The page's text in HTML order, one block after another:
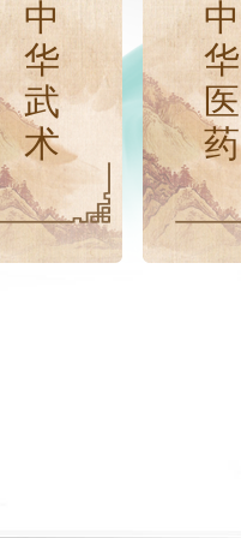
中
华
武
术
中
华
医
药